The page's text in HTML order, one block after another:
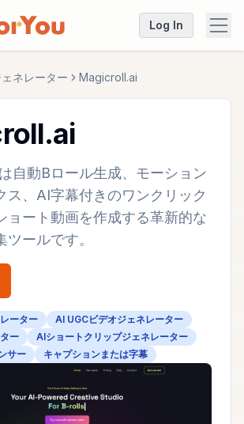
Log In
ネレーター Magicroll.ai
自動Bロール生成、モーション
ス、AI字幕付きのワンクリック
ョート動画を作成する革新的な
ールです。
ーター
AI UGCビデオジェネレーター
ー
AIショートクリップジェネレーター
サー
キャプションまたは字幕